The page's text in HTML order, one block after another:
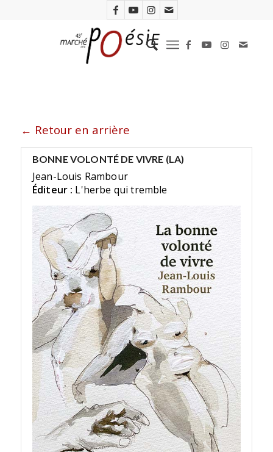
← Retour en arrière
BONNE VOLONTÉ DE VIVRE (LA)
Jean-Louis Rambour
Éditeur : L'herbe qui tremble